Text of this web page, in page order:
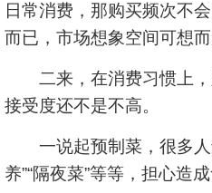
日常消费，那购买频次不
而已，市场想象空间可想而
二来，在消费习惯上，
接受度还不是不高。
一说起预制菜，很多人
养”“隔夜菜”等等，担心造